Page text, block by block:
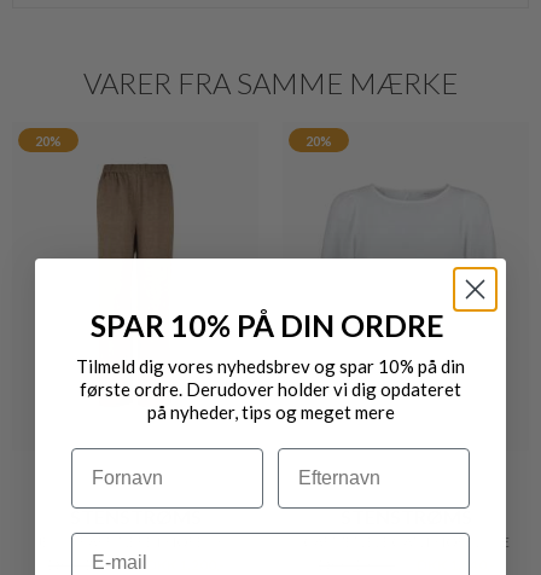
VARER FRA SAMME MÆRKE
20%
STENSTRØMS
JESSIE RAFFINERET HØRBUKS
DKK 1.500,-
20%
STENSTRØMS
CARMEN ELEGANT HØRBLUSE
SPAR 10% PÅ DIN ORDRE
Tilmeld dig vores nyhedsbrev og spar 10% på din
første ordre. Derudover holder vi dig opdateret
på nyheder, tips og meget mere
Navn Efternavn
Email